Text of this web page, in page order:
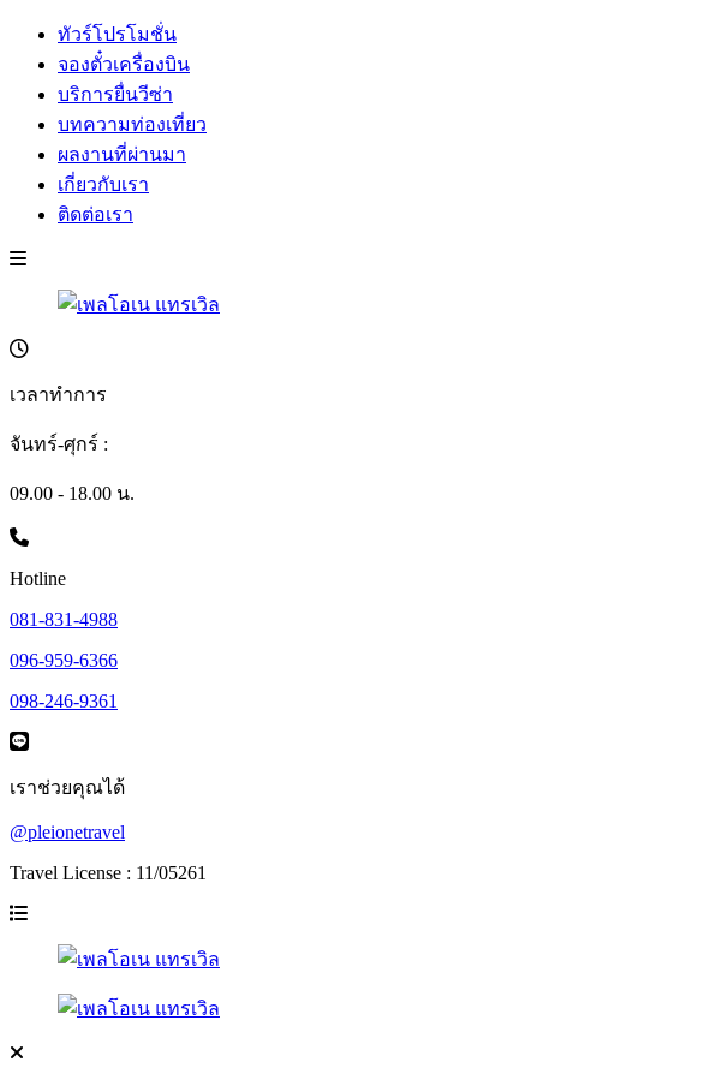
ทัวร์โปรโมชั่น
จองตั๋วเครื่องบิน
บริการยื่นวีซ่า
บทความท่องเที่ยว
ผลงานที่ผ่านมา
เกี่ยวกับเรา
ติดต่อเรา
เวลาทำการ
จันทร์-ศุกร์ :
09.00 - 18.00 น.
Hotline
081-831-4988
096-959-6366
098-246-9361
เราช่วยคุณได้
@pleionetravel
Travel License : 11/05261